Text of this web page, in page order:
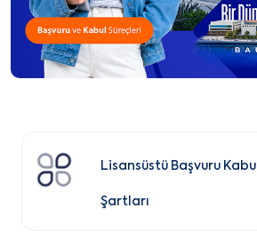
Lisansüstü Başvuru Kabul
Şartları